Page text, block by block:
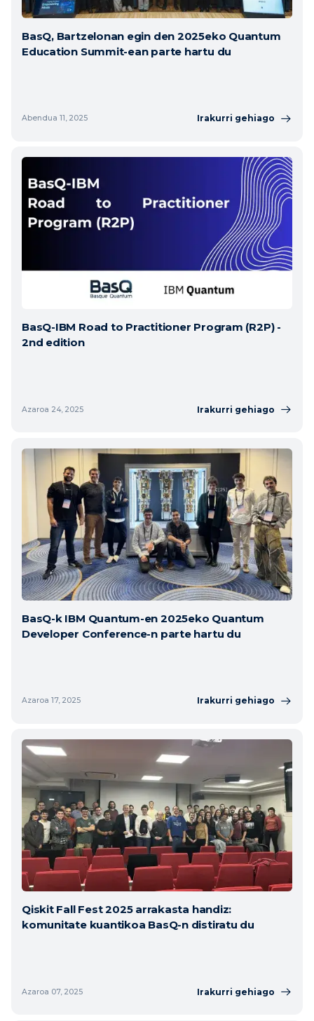
BasQ, Bartzelonan egin den 2025eko Quantum
Education Summit-ean parte hartu du
Abendua 11, 2025 Irakurri gehiago
BasQ-IBM Road to Practitioner Program (R2P) -
2nd edition
Azaroa 24, 2025 Irakurri gehiago
BasQ-k IBM Quantum-en 2025eko Quantum
Developer Conference-n parte hartu du
Azaroa 17, 2025 Irakurri gehiago
Qiskit Fall Fest 2025 arrakasta handiz:
komunitate kuantikoa BasQ-n distiratu du
Azaroa 07, 2025 Irakurri gehiago